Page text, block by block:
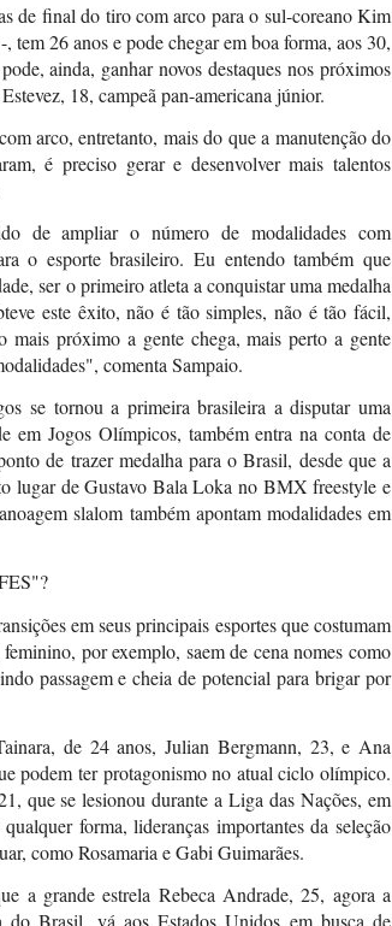
de final do tiro com arco para o sul-coreano Kim
26 anos e pode chegar em boa forma, aos 30,
ainda, ganhar novos destaques nos próximos
18, campeã pan-americana júnior.
arco, entretanto, mais do que a manutenção do
é preciso gerar e desenvolver mais talentos
de ampliar o número de modalidades com
o esporte brasileiro. Eu entendo também que
ser o primeiro atleta a conquistar uma medalha
este êxito, não é tão simples, não é tão fácil,
mais próximo a gente chega, mais perto a gente
comenta Sampaio.
se tornou a primeira brasileira a disputar uma
em Jogos Olímpicos, também entra na conta de
de trazer medalha para o Brasil, desde que a
lugar de Gustavo Bala Loka no BMX freestyle e
slalom também apontam modalidades em
em seus principais esportes que costumam
por exemplo, saem de cena nomes como
passagem e cheia de potencial para brigar por
de 24 anos, Julian Bergmann, 23, e Ana
podem ter protagonismo no atual ciclo olímpico.
que se lesionou durante a Liga das Nações, em
forma, lideranças importantes da seleção
como Rosamaria e Gabi Guimarães.
a grande estrela Rebeca Andrade, 25, agora a
do Brasil, vá aos Estados Unidos em busca de